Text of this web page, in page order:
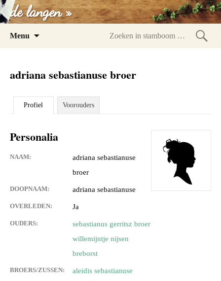
de langen »
Menu
adriana sebastianuse broer
Profiel Voorouders
Personalia
NAAM:
adriana sebastianuse
broer
DOOPNAAM: adriana sebastianuse
OVERLEDEN: Ja
OUDERS:
sebastianus gerritsz broer
willemijntje nijsen
breborst
BROERS/ZUSSEN:
aleidis sebastianuse